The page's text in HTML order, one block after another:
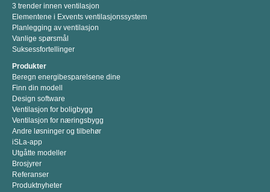
3 trender innen ventilasjon
Elementene i Exvents ventilasjonssystem
Planlegging av ventilasjon
Vanlige spørsmål
Suksessfortellinger
Produkter
Beregn energibesparelsene dine
Finn din modell
Design software
Ventilasjon for boligbygg
Ventilasjon for næringsbygg
Andre løsninger og tilbehør
iSLa-app
Utgåtte modeller
Brosjyrer
Referanser
Produktnyheter